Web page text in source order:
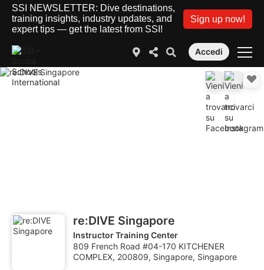
SSI NEWSLETTER: Dive destinations,
training insights, industry updates, and
expert tips — get the latest from SSI!
Sign up now!
Accedi
re:DIVE Singapore
Instructor Training Center
809 French Road #04-170 KITCHENER
COMPLEX, 200809, Singapore, Singapore